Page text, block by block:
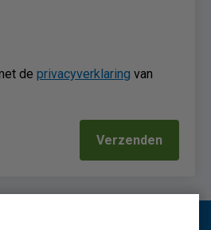
de privacyverklaring van
Verzenden